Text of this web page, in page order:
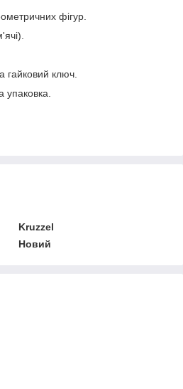
фігур.
гайковий ключ.
упаковка.
Kruzzel
Новий